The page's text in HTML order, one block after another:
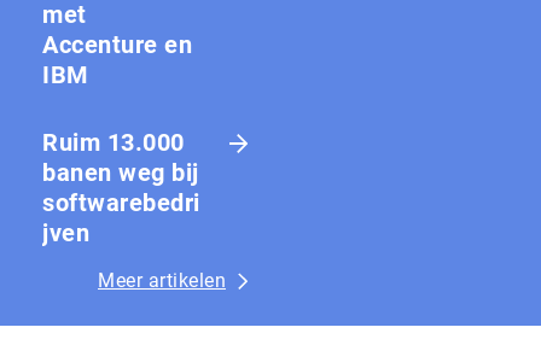
met
Accenture en
IBM
Ruim 13.000
banen weg bij
softwarebedri
jven
Meer artikelen